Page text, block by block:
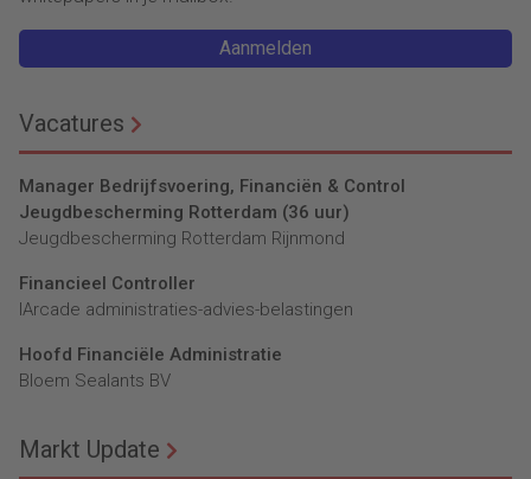
Aanmelden
Vacatures
Manager Bedrijfsvoering, Financiën & Control
Jeugdbescherming Rotterdam (36 uur)
Jeugdbescherming Rotterdam Rijnmond
Financieel Controller
lArcade administraties-advies-belastingen
Hoofd Financiële Administratie
Bloem Sealants BV
Markt Update